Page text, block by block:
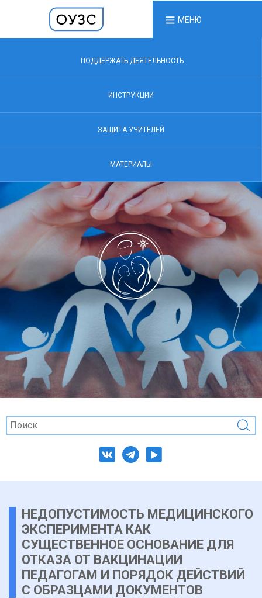
МЕНЮ
ПОДДЕРЖАТЬ ДЕЯТЕЛЬНОСТЬ
ИНСТРУКЦИИ
ЗАЩИТА УЧИТЕЛЕЙ
МАТЕРИАЛЫ
НЕДОПУСТИМОСТЬ МЕДИЦИНСКОГО
ЭКСПЕРИМЕНТА КАК
СУЩЕСТВЕННОЕ ОСНОВАНИЕ ДЛЯ
ОТКАЗА ОТ ВАКЦИНАЦИИ
ПЕДАГОГАМ И ПОРЯДОК ДЕЙСТВИЙ
С ОБРАЗЦАМИ ДОКУМЕНТОВ